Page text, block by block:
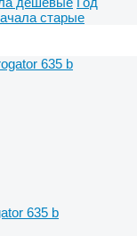
старые
635 b